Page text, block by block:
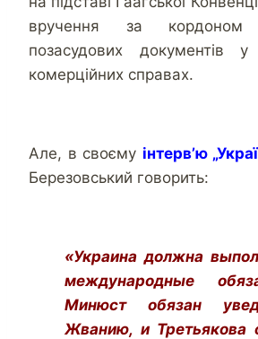
вручення за
позасудових документів
комерційних справах.
Але, в своєму інтерв’ю
Березовський говорить:
«Украина должна
международные
Минюст обязан
Жванию, и Третьякова